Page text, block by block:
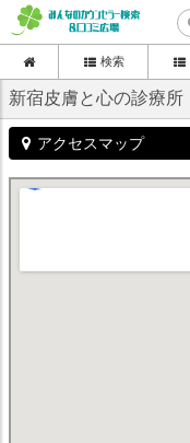
検索
新宿皮膚と心の診療所
アクセスマップ